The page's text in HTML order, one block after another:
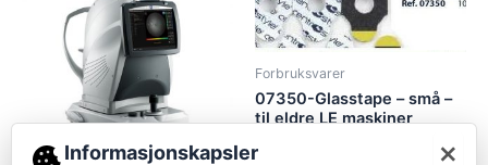
Forbruksvarer
07350-Glasstape – små –
til eldre LE maskiner
×
Informasjonskapsler